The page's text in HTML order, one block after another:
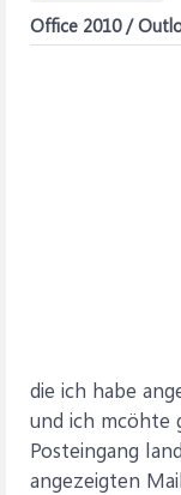
Office 2010 /
die ich habe
und ich mcöhte
Posteingang
angezeigten